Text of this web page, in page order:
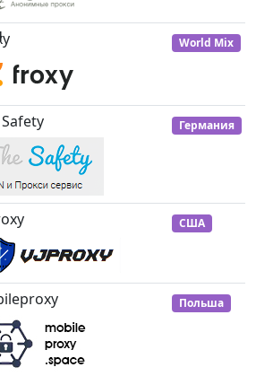
World Mix
Германия
США
Польша